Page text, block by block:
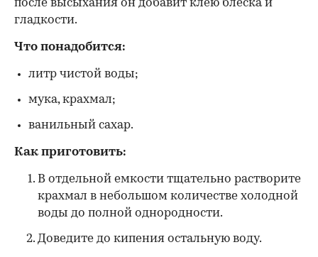
после высыхания он добавит клею блеска и
гладкости.
Что понадобится:
литр чистой воды;
мука, крахмал;
ванильный сахар.
Как приготовить:
В отдельной емкости тщательно растворите
крахмал в небольшом количестве холодной
воды до полной однородности.
Доведите до кипения остальную воду.